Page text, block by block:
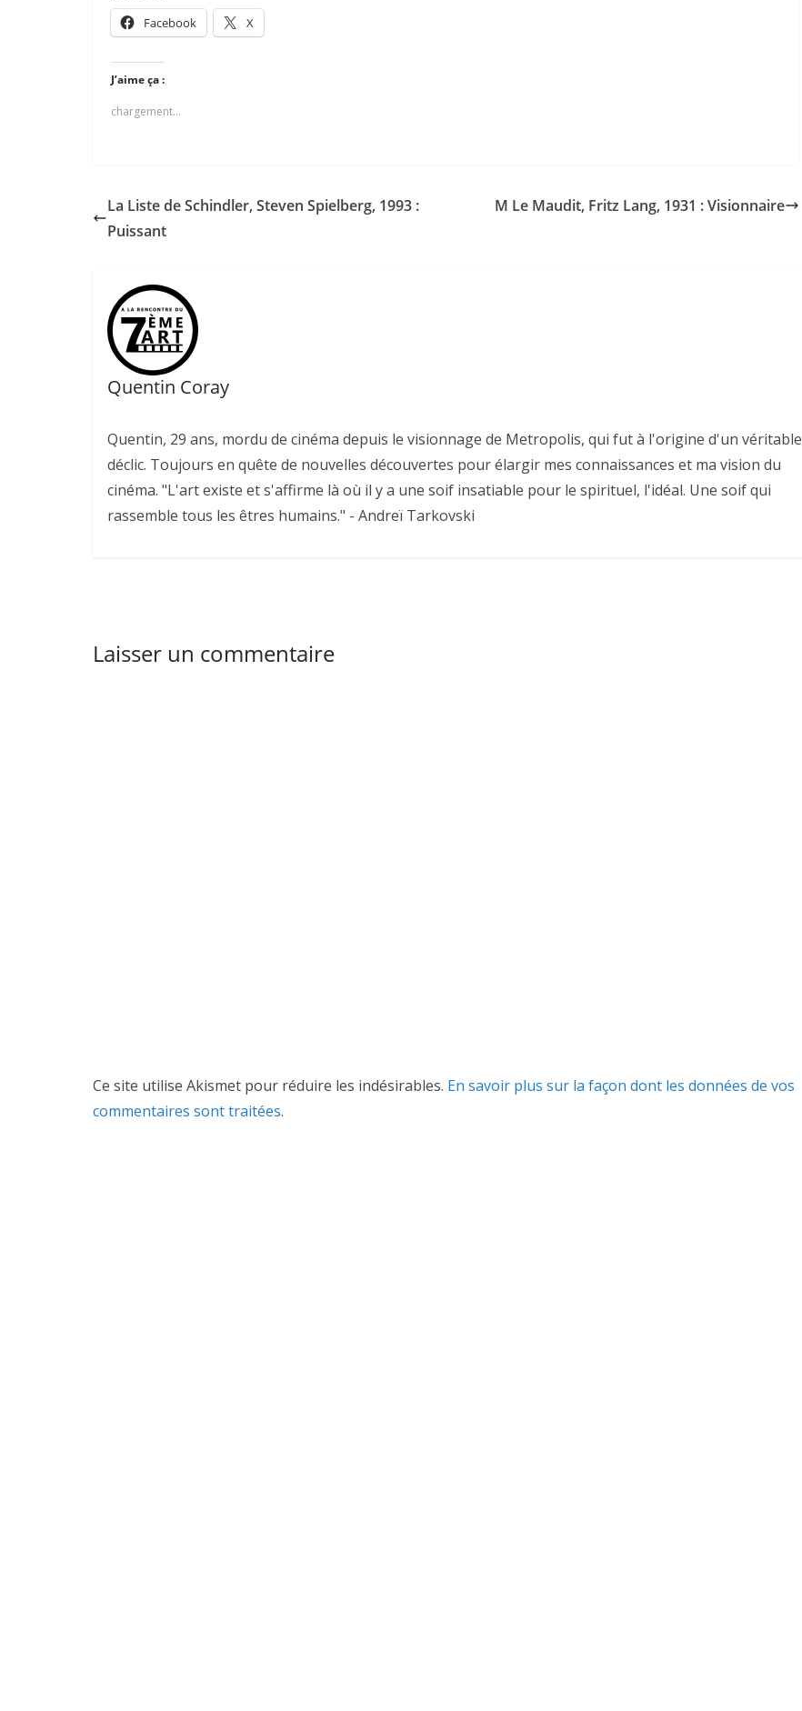
Facebook X
J’aime ça :
chargement…
La Liste de Schindler, Steven Spielberg, 1993 :
Puissant
M Le Maudit, Fritz Lang, 1931 : Visionnaire
Quentin Coray
Quentin, 29 ans, mordu de cinéma depuis le visionnage de Metropolis, qui fut à l'origine d'un véritable
déclic. Toujours en quête de nouvelles découvertes pour élargir mes connaissances et ma vision du
cinéma. "L'art existe et s'affirme là où il y a une soif insatiable pour le spirituel, l'idéal. Une soif qui
rassemble tous les êtres humains." - Andreï Tarkovski
Laisser un commentaire
Ce site utilise Akismet pour réduire les indésirables. En savoir plus sur la façon dont les données de vos
commentaires sont traitées.